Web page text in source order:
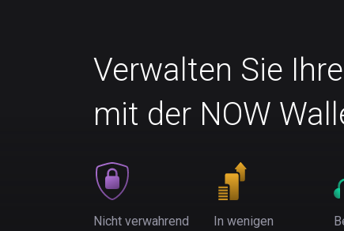
Verwalten Sie
mit der NOW
Nicht verwahrend
In wenigen